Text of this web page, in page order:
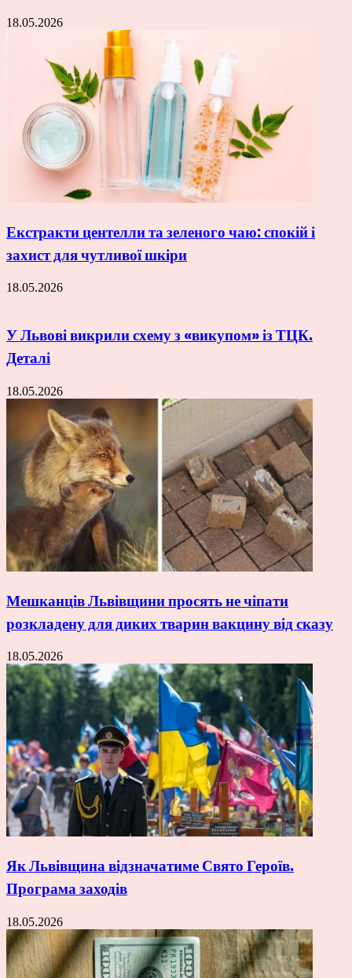
18.05.2026
Екстракти центелли та зеленого чаю: спокій і
захист для чутливої шкіри
18.05.2026
У Львові викрили схему з «викупом» із ТЦК.
Деталі
18.05.2026
Мешканців Львівщини просять не чіпати
розкладену для диких тварин вакцину від сказу
18.05.2026
Як Львівщина відзначатиме Свято Героїв.
Програма заходів
18.05.2026